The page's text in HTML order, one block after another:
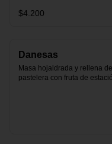
$4.200
Danesas
Masa hojaldrada y rellena
pastelera con fruta de